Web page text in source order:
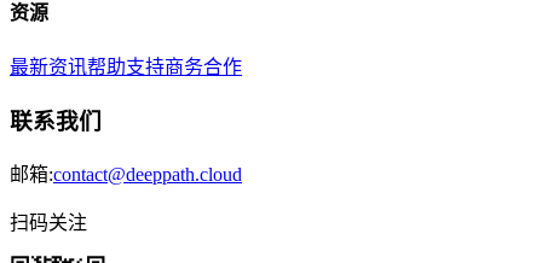
资源
最新资讯帮助支持商务合作
联系我们
邮箱:contact@deeppath.cloud
扫码关注